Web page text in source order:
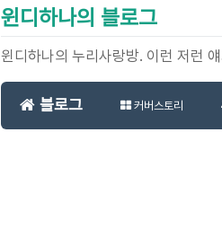
윈디하나의 블로그
윈디하나의 누리사랑방. 이런 저런 얘
블로그 커버스토리